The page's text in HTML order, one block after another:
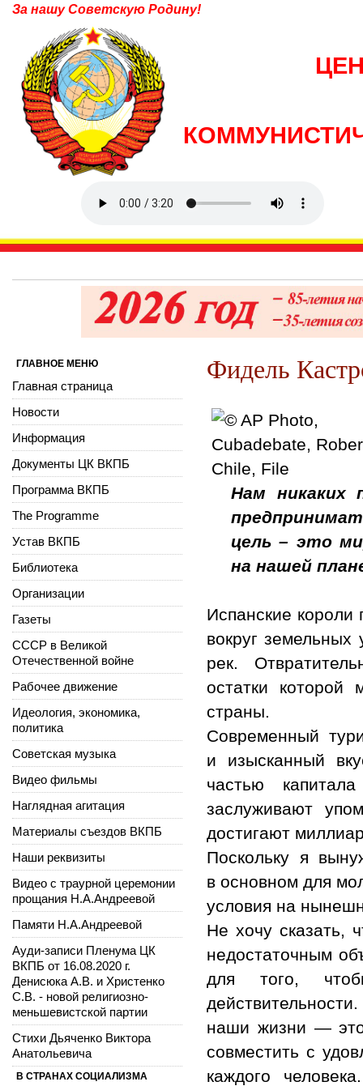
За нашу Советскую Родину!
Фидель
Нам никаких
цель – это
на нашей
Испанские короли
вокруг земельных
рек.
остатки
страны.
Современный
и изысканный
частью
заслуживают
достигают
Поскольку я
в основном для
условия на
Не хочу сказать,
недостаточным
для того,
наши жизни — это
совместить с
каждого
ГЛАВНОЕ МЕНЮ
Главная страница
Новости
Информация
Документы ЦК ВКПБ
Программа ВКПБ
The Programme
Устав ВКПБ
Библиотека
Организации
Газеты
СССР в Великой
Отечественной войне
Рабочее движение
Идеология, экономика,
политика
Советская музыка
Видео фильмы
Наглядная агитация
Материалы съездов ВКПБ
Наши реквизиты
Видео с траурной церемонии
прощания Н.А.Андреевой
Памяти Н.А.Андреевой
Ауди-записи Пленума ЦК
ВКПБ от 16.08.2020 г.
Денисюка А.В. и Христенко
С.В. - новой религиозно-
меньшевистской партии
Стихи Дьяченко Виктора
Анатольевича
В СТРАНАХ СОЦИАЛИЗМА